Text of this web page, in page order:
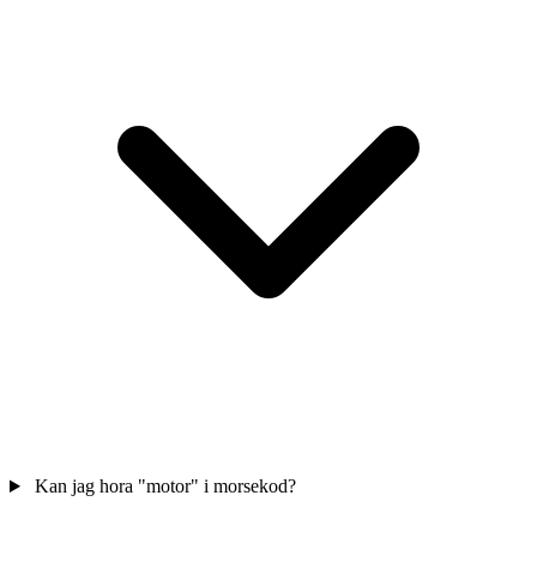
Kan jag hora "motor" i morsekod?